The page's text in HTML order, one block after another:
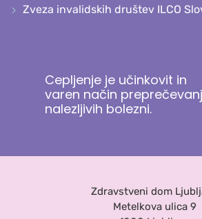
Zveza invalidskih društev ILCO
Cepljenje je učinkovit in
varen način
nalezljivih bolezni.
Zdravstveni dom
Metelkova ulica 9